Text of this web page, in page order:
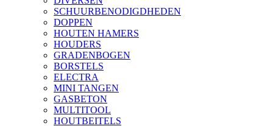
SCHUURBENODIGDHEDEN
DOPPEN
HOUTEN HAMERS
HOUDERS
GRADENBOGEN
BORSTELS
ELECTRA
MINI TANGEN
GASBETON
MULTITOOL
HOUTBEITELS